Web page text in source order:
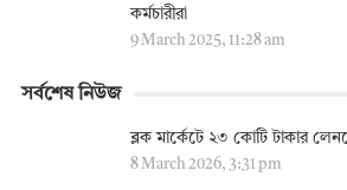
কর্মচারীরা
9 March 2025, 11:28 am
সর্বশেষ নিউজ
ব্লক মার্কেটে ২৩ কোটি টাকার
8 March 2026, 3:31 pm